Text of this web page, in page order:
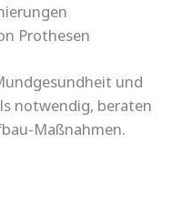
Prothesen
und
notwendig, beraten
Maßnahmen.